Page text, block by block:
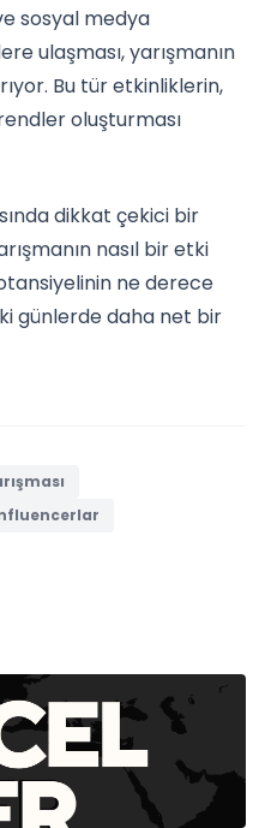
sosyal medya
ulaşması, yarışmanın
Bu tür etkinliklerin,
oluşturması
dikkat çekici bir
nasıl bir etki
ne derece
günlerde daha net bir